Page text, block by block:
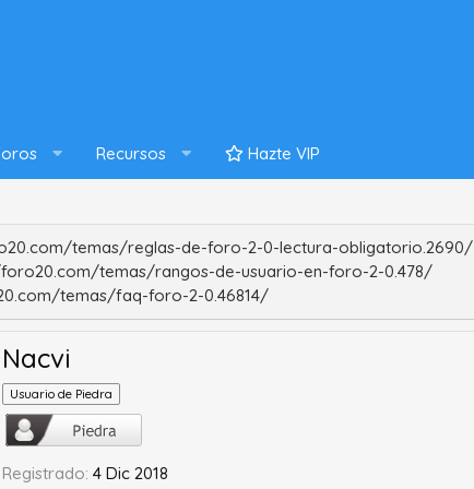
Recursos Hazte VIP
temas/reglas-de-foro-2-0-lectura-obligatorio.2690/
temas/rangos-de-usuario-en-foro-2-0.478/
temas/faq-foro-2-0.46814/
Nacvi
Usuario de Piedra
Registrado 4 Dic 2018